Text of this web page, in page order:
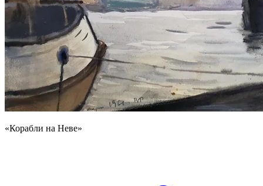
«Корабли на Неве»